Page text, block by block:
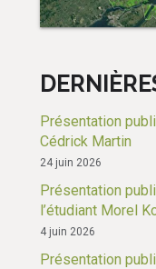
Présentation
Cédrick Martin
24 juin 2026
Présentation
l’étudiant Morel
4 juin 2026
Présentation